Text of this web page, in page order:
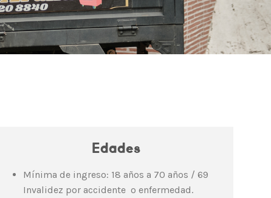
Edades
Mínima de ingreso: 18 años a 70 años / 69
Invalidez por accidente o enfermedad.